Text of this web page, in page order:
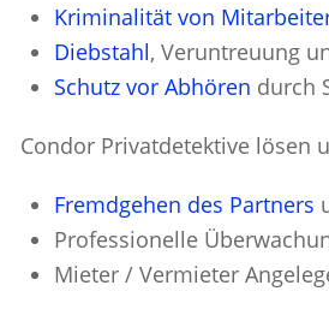
Kriminalität von
Diebstahl, Veruntreuung
Schutz vor Abhören durch
Condor Privatdetektive lösen
Fremdgehen des Partners
Professionelle
Mieter / Vermieter